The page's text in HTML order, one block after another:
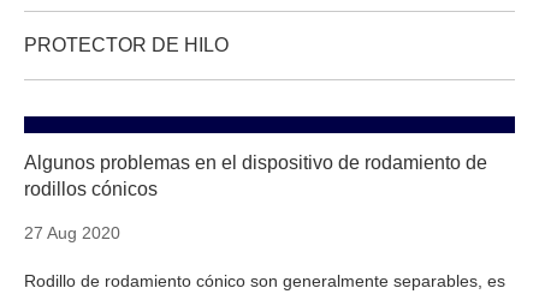
PROTECTOR DE HILO
Algunos problemas en el dispositivo de rodamiento de
rodillos cónicos
27 Aug 2020
Rodillo de rodamiento cónico son generalmente separables, es